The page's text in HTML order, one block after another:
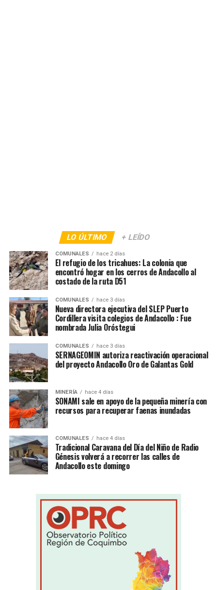
LO ÚLTIMO + LEÍDO
COMUNALES hace 2 días
El refugio de los tricahues: La colonia que
encontró hogar en los cerros de Andacollo al
costado de la ruta D51
COMUNALES hace 3 días
Nueva directora ejecutiva del SLEP Puerto
Cordillera visita colegios de Andacollo : Fue
nombrada Julia Oróstegui
COMUNALES hace 3 días
SERNAGEOMIN autoriza reactivación operacional
del proyecto Andacollo Oro de Galantas Gold
MINERÍA hace 4 días
SONAMI sale en apoyo de la pequeña minería con
recursos para recuperar faenas inundadas
COMUNALES hace 4 días
Tradicional Caravana del Día del Niño de Radio
Génesis volverá a recorrer las calles de
Andacollo este domingo